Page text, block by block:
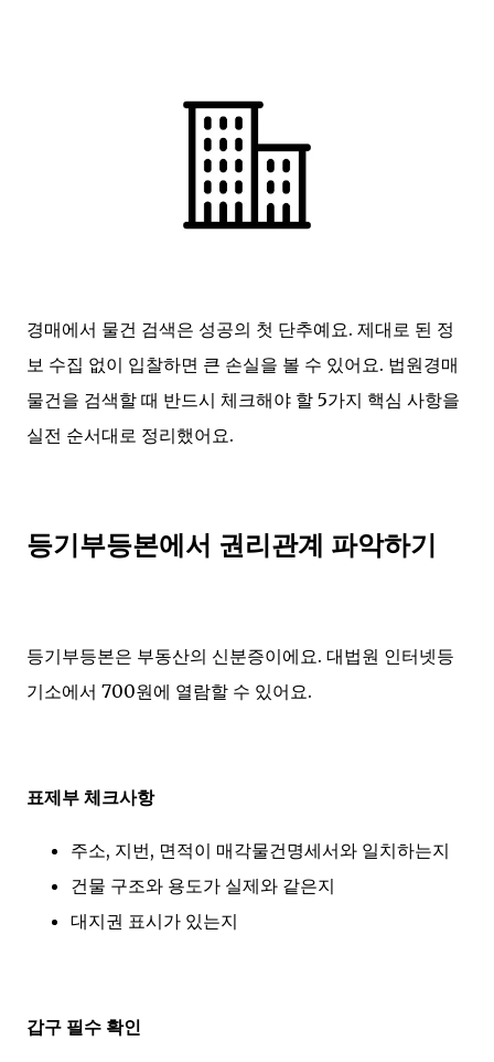
경매에서 물건 검색은 성공의 첫 단추예요. 제대로 된 정
보 수집 없이 입찰하면 큰 손실을 볼 수 있어요. 법원경매
물건을 검색할 때 반드시 체크해야 할 5가지 핵심 사항을
실전 순서대로 정리했어요.
등기부등본에서 권리관계 파악하기
등기부등본은 부동산의 신분증이에요. 대법원 인터넷등
기소에서 700원에 열람할 수 있어요.
표제부 체크사항
주소, 지번, 면적이 매각물건명세서와 일치하는지
건물 구조와 용도가 실제와 같은지
대지권 표시가 있는지
갑구 필수 확인